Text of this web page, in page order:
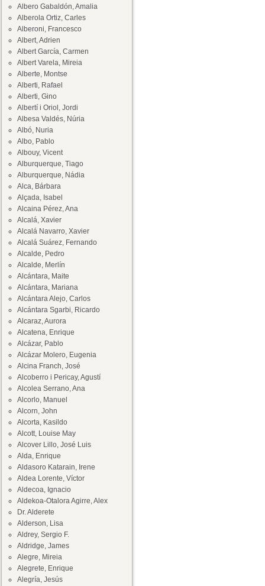
Albero Gabaldón, Amalia
Alberola Ortiz, Carles
Alberoni, Francesco
Albert, Adrien
Albert García, Carmen
Albert Varela, Mireia
Alberte, Montse
Alberti, Rafael
Alberti, Gino
Albertí i Oriol, Jordi
Albesa Valdés, Núria
Albó, Nuria
Albo, Pablo
Albouy, Vicent
Alburquerque, Tiago
Alburquerque, Nádia
Alca, Bárbara
Alçada, Isabel
Alcaina Pérez, Ana
Alcalá, Xavier
Alcalá Navarro, Xavier
Alcalá Suárez, Fernando
Alcalde, Pedro
Alcalde, Merlín
Alcántara, Maite
Alcántara, Mariana
Alcántara Alejo, Carlos
Alcántara Sgarbi, Ricardo
Alcaraz, Aurora
Alcatena, Enrique
Alcázar, Pablo
Alcázar Molero, Eugenia
Alcina Franch, José
Alcoberro i Pericay, Agustí
Alcolea Serrano, Ana
Alcorlo, Manuel
Alcorn, John
Alcorta, Kasildo
Alcott, Louise May
Alcover Lillo, José Luis
Alda, Enrique
Aldasoro Katarain, Irene
Aldea Lorente, Víctor
Aldecoa, Ignacio
Aldekoa-Otalora Agirre, Alex
Dr. Alderete
Alderson, Lisa
Aldrey, Sergio F.
Aldridge, James
Alegre, Mireia
Alegrete, Enrique
Alegría, Jesús